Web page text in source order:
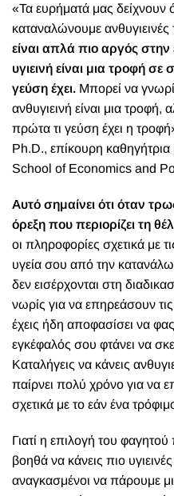
«Τα ευρήματά μας δείχνουν
καταναλώνουμε ανθυγιεινές
είναι απλά πιο αργός
υγιεινή είναι μια τροφή
γεύση έχει. Μπορεί να
ανθυγιεινή είναι μια τροφή,
πρώτα τι γεύση έχει η
Ph.D., επίκουρη
School of Economics and
Αυτό σημαίνει ότι όταν
όρεξη που περιορίζει τη
οι πληροφορίες σχετικά με
υγεία σου από την
δεν εισέρχονται στη
νωρίς για να επηρεάσουν
έχεις ήδη αποφασίσει να
εγκέφαλός σου φτάνει να
Καταλήγεις να κάνεις
παίρνει πολύ χρόνο για να
σχετικά με το εάν ένα
Γιατί η επιλογή του
βοηθά να κάνεις πιο
αναγκασμένοι να πάρουμε